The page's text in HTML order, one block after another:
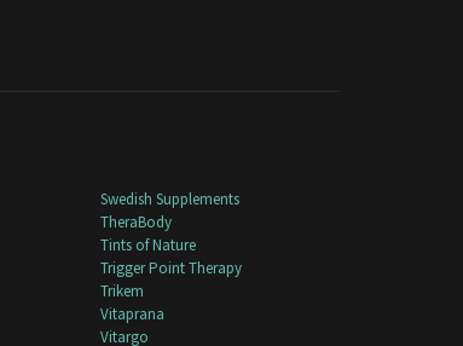
Swedish Supplements
TheraBody
Tints of Nature
Trigger Point Therapy
Trikem
Vitaprana
Vitargo